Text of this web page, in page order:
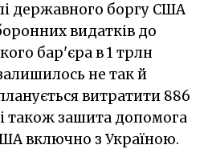
державного боргу США
видатків до
бар'єра в 1 трлн
не так й
витратити 886
також зашита допомога
включно з Україною.